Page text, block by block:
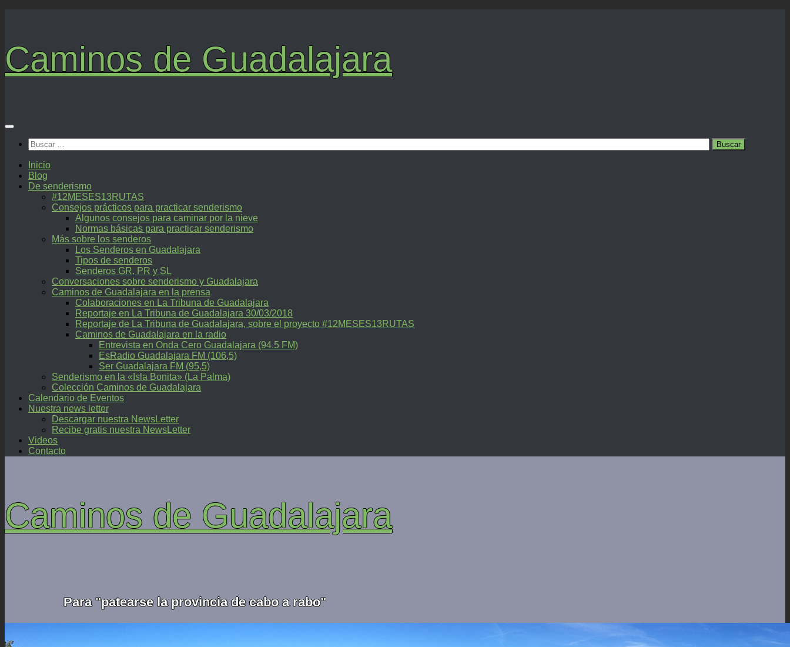
Caminos de Guadalajara
Buscar:
Inicio
Blog
De senderismo
#12MESES13RUTAS
Consejos prácticos para practicar senderismo
Algunos consejos para caminar por la nieve
Normas básicas para practicar senderismo
Más sobre los senderos
Los Senderos en Guadalajara
Tipos de senderos
Senderos GR, PR y SL
Conversaciones sobre senderismo y Guadalajara
Caminos de Guadalajara en la prensa
Colaboraciones en La Tribuna de Guadalajara
Reportaje en La Tribuna de Guadalajara 30/03/2018
Reportaje de La Tribuna de Guadalajara, sobre el proyecto #12MESES13RUTAS
Caminos de Guadalajara en la radio
Entrevista en Onda Cero Guadalajara (94.5 FM)
EsRadio Guadalajara FM (106,5)
Ser Guadalajara FM (95,5)
Senderismo en la «Isla Bonita» (La Palma)
Colección Caminos de Guadalajara
Calendario de Eventos
Nuestra news letter
Descargar nuestra NewsLetter
Recibe gratis nuestra NewsLetter
Videos
Contacto
Caminos de Guadalajara
Para "patearse la provincia de cabo a rabo"